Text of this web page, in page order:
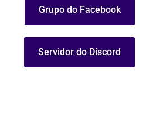
Grupo do Facebook
Servidor do Discord